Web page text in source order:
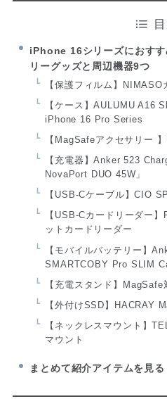
iPhone 16シリーズにおす
リーグッズと周辺機器9つ
【保護フィルム】NIMASO
【ケース】AULUMU A16
iPhone 16 Pro Series
【MagSafeアクセサリー
【充電器】Anker 523
NovaPort DUO 45W」
【USB-Cケーブル】CIO
【USB-Cカードリーダー
ットカードリーダー
【モバイルバッテリー】
SMARTCOBY Pro SLIM
【充電スタンド】
【外付けSSD】HACRAY
【ネックレスマウント】
マウント
まとめて紹介アイテムを見る